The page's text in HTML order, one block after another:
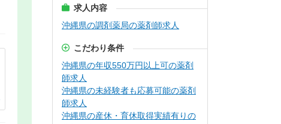
求人内容
沖縄県の調剤薬局の薬剤師求人
こだわり条件
沖縄県の年収550万円以上可の薬剤
師求人
沖縄県の未経験者も応募可能の薬剤
師求人
沖縄県の産休・育休取得実績有りの